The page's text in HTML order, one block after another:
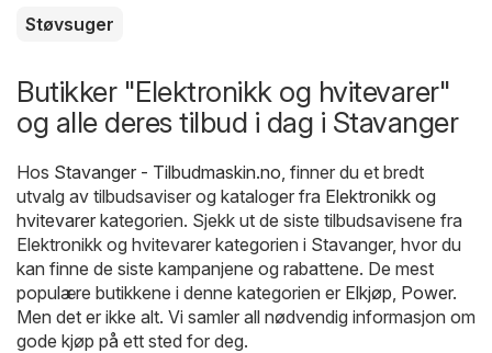
Støvsuger
Butikker "Elektronikk og hvitevarer"
og alle deres tilbud i dag i Stavanger
Hos Stavanger - Tilbudmaskin.no , finner du et bredt
utvalg av tilbudsaviser og kataloger fra Elektronikk og
hvitevarer kategorien. Sjekk ut de siste tilbudsavisene fra
Elektronikk og hvitevarer kategorien i Stavanger, hvor du
kan finne de siste kampanjene og rabattene. De mest
populære butikkene i denne kategorien er Elkjøp Power.
Men det er ikke alt. Vi samler all nødvendig informasjon om
gode kjøp på ett sted for deg.